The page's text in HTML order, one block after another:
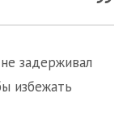
задерживал
избежать